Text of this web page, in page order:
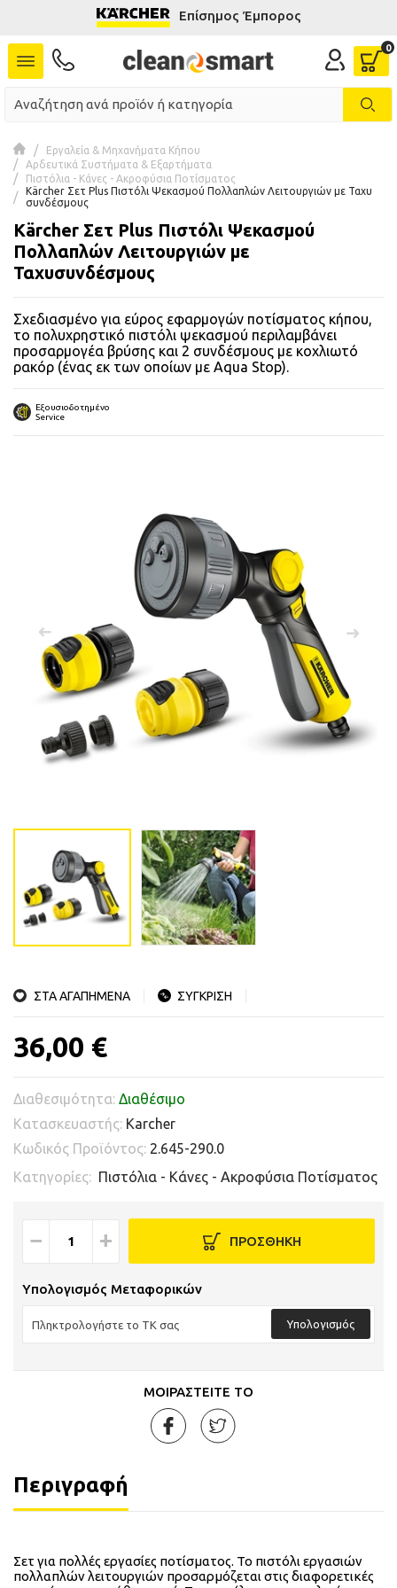
Επίσημος Έμπορος
Εργαλεία & Μηχανήματα Κήπου
Αρδευτικά Συστήματα & Εξαρτήματα
Πιστόλια - Κάνες - Ακροφύσια Ποτίσματος
Kärcher Σετ Plus Πιστόλι Ψεκασμού Πολλαπλών Λειτουργιών με Ταχυ
συνδέσμους
Kärcher Σετ Plus Πιστόλι Ψεκασμού
Πολλαπλών Λειτουργιών με
Ταχυσυνδέσμους
Σχεδιασμένο για εύρος εφαρμογών ποτίσματος κήπου,
το πολυχρηστικό πιστόλι ψεκασμού περιλαμβάνει
προσαρμογέα βρύσης και 2 συνδέσμους με κοχλιωτό
ρακόρ (ένας εκ των οποίων με Aqua Stop).
Εξουσιοδοτημένο
Service
ΣΤΑ ΑΓΑΠΗΜΕΝΑ ΣΥΓΚΡΙΣΗ
36,00 €
Διαθεσιμότητα: Διαθέσιμο
Κατασκευαστής: Karcher
Κωδικός Προϊόντος: 2.645-290.0
Κατηγορίες: Πιστόλια - Κάνες - Ακροφύσια Ποτίσματος
− + ΠΡΟΣΘΗΚΗ
Υπολογισμός Μεταφορικών
Υπολογισμός
ΜΟΙΡΑΣΤΕΙΤΕ ΤΟ
Περιγραφή
Σετ για πολλές εργασίες ποτίσματος. Το πιστόλι εργασιών
πολλαπλών λειτουργιών προσαρμόζεται στις διαφορετικές